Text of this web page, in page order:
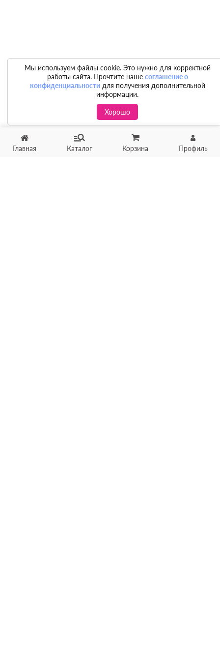
Главная Каталог Корзина Профиль
Мы используем файлы cookie. Это нужно для корректной
работы сайта. Прочтите наше соглашение о
конфиденциальностидля получения дополнительной
информации.
Хорошо